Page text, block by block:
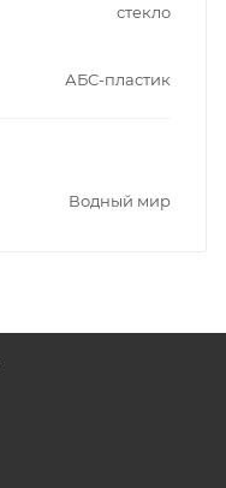
стекло
АБС-пластик
Водный мир